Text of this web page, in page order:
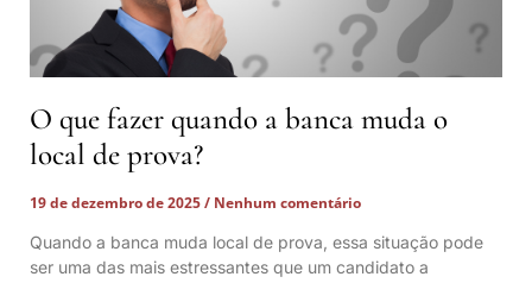
O que fazer quando a banca muda o
local de prova?
19 de dezembro de 2025
Nenhum comentário
Quando a banca muda local de prova, essa situação pode
ser uma das mais estressantes que um candidato a